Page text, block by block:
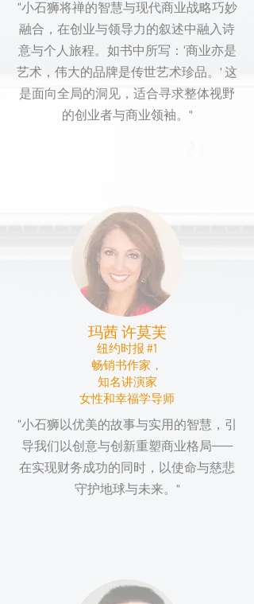
“小石狮将禅的智慧与现代商业战略巧妙
融合，在创业与领导力的叙述中融入诗
意与个人旅程。如书中所写：‘商业亦是
艺术，伟大的品牌是传世艺术珍品。’ 这
是面向全局的洞见，适合寻求整体视野
的创业者与商业领袖。”
玛茜 许莫芙
纽约时报 #1
畅销书作家，
知名讲演家
​女性和幸福学导师
“小石狮以优美的故事与实用的智慧，引
导我们以创意与创新重塑商业格局——
在实现财务成功的同时，以使命与慈悲
守护地球与未来。”